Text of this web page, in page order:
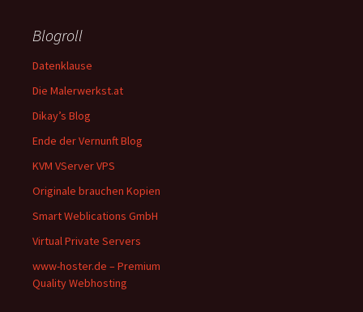
Blogroll
Datenklause
Die Malerwerkst.at
Dikay’s Blog
Ende der Vernunft Blog
KVM VServer VPS
Originale brauchen Kopien
Smart Weblications GmbH
Virtual Private Servers
www-hoster.de – Premium
Quality Webhosting